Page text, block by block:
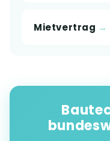
Mietvertrag